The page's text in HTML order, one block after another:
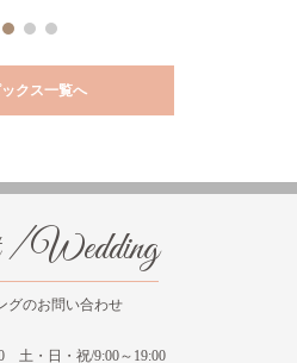
ックス一覧へ
/ Wedding
グのお問い合わせ
土・日・祝/9:00～19:00